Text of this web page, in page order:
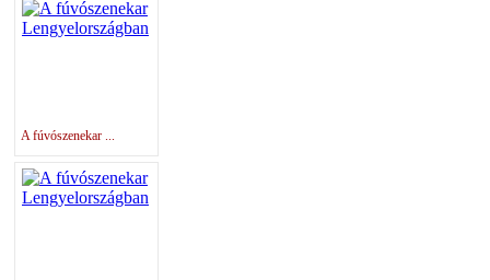
A fúvószenekar ...